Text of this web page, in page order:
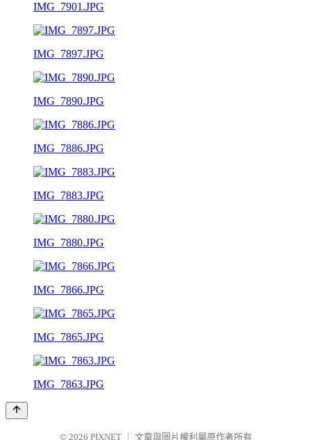
IMG_7901.JPG
IMG_7897.JPG
IMG_7890.JPG
IMG_7886.JPG
IMG_7883.JPG
IMG_7880.JPG
IMG_7866.JPG
IMG_7865.JPG
IMG_7863.JPG
© 2026 PIXNET 文章與圖片權利屬原作者所有